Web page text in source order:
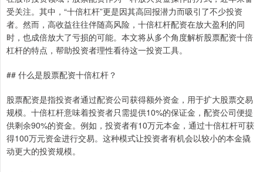
受关注。其中，“十倍杠杆”更是因其高回报潜力而吸引了不少投资
者。然而，高收益往往伴随高风险，十倍杠杆配资在放大盈利的同
时，也成倍放大了亏损的可能。本文将从多个角度解析股票配资十倍
杠杆的特点，帮助投资者理性看待这一投资工具。
## 什么是股票配资十倍杠杆？
股票配资是指投资者通过配资公司获得额外资金，用于扩大股票交易
规模。十倍杠杆意味着投资者只需提供10%的保证金，配资公司便提
供剩余90%的资金。例如，投资者有10万元本金，通过十倍杠杆可获
得100万元资金进行交易。这种模式让投资者有机会以较小的本金撬
动更大的投资规模。